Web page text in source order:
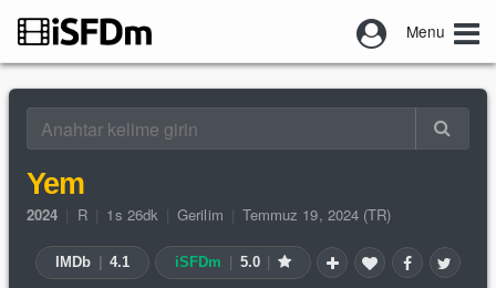
Menu
Yem
2024 R 1s 26dk Gerilim Temmuz 19, 2024 (TR)
IMDb 4.1 iSFDm 5.0